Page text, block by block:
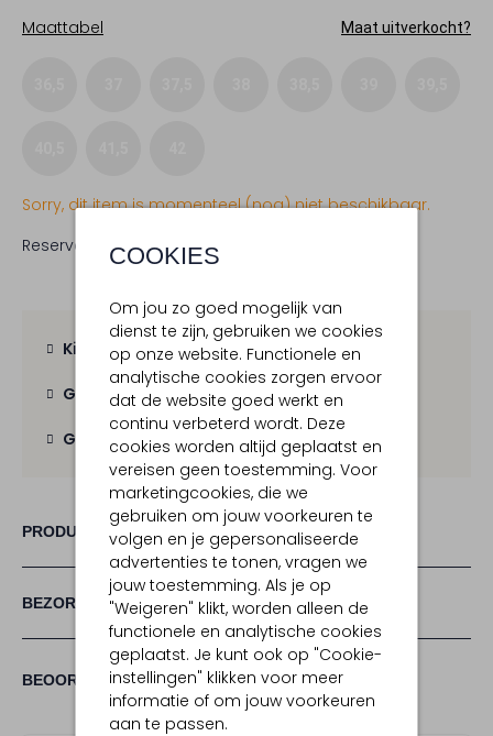
COOKIES
Om jou zo goed mogelijk van
dienst te zijn, gebruiken we cookies
op onze website. Functionele en
analytische cookies zorgen ervoor
dat de website goed werkt en
continu verbeterd wordt. Deze
cookies worden altijd geplaatst en
vereisen geen toestemming. Voor
marketingcookies, die we
gebruiken om jouw voorkeuren te
volgen en je gepersonaliseerde
advertenties te tonen, vragen we
jouw toestemming. Als je op
"Weigeren" klikt, worden alleen de
functionele en analytische cookies
geplaatst. Je kunt ook op "Cookie-
instellingen" klikken voor meer
informatie of om jouw voorkeuren
aan te passen.
Maattabel
Maat uitverkocht?
Sorry, dit item is momenteel (nog) niet beschikbaar.
Reserveer direct in een van onze 19 boutiques
Kies zelf je bezorgmoment
Gratis verzendingvanaf € 100,-
Gratis retour binnen 30 dagen
PRODUCT INFORMATIE
BEOORDELINGEN (1) 5/5
15
STERREN
BEZORGEN & RETOURNEREN